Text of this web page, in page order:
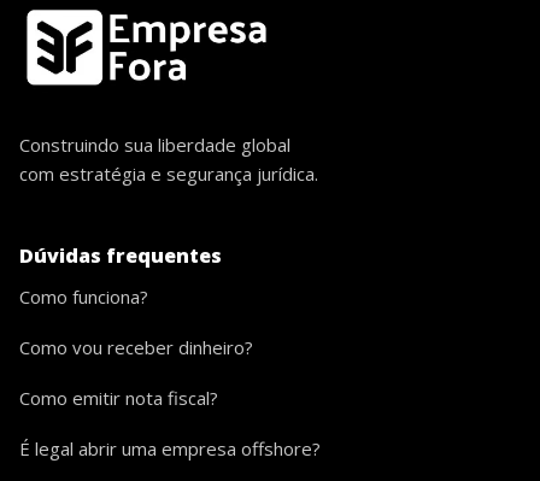
Construindo sua liberdade global
com estratégia e segurança jurídica.
Dúvidas frequentes
Como funciona?
Como vou receber dinheiro?
Como emitir nota fiscal?
É legal abrir uma empresa offshore?